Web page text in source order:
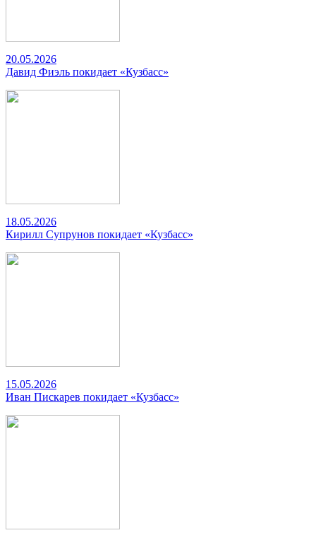
20.05.2026
Давид Фиэль покидает «Кузбасс»
18.05.2026
Кирилл Супрунов покидает «Кузбасс»
15.05.2026
Иван Пискарев покидает «Кузбасс»